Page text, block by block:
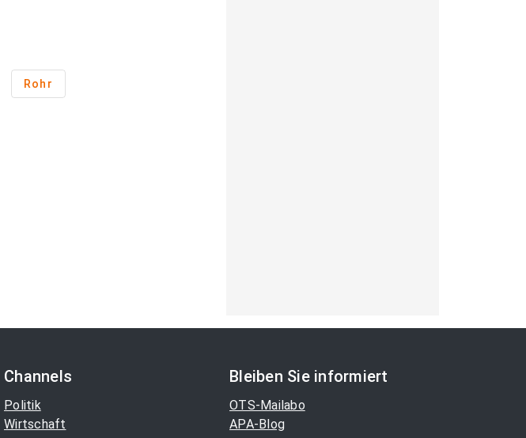
Rohr
Channels
Politik
Wirtschaft
Bleiben Sie informiert
OTS-Mailabo
APA-Blog